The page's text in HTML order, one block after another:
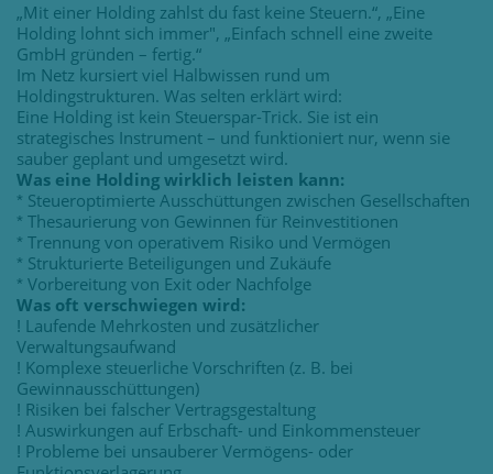
„Mit einer Holding zahlst du fast keine Steuern.“, „Eine
Holding lohnt sich immer", „Einfach schnell eine zweite
GmbH gründen – fertig.“
Im Netz kursiert viel Halbwissen rund um
Holdingstrukturen. Was selten erklärt wird:
Eine Holding ist kein Steuerspar-Trick. Sie ist ein
strategisches Instrument – und funktioniert nur, wenn sie
sauber geplant und umgesetzt wird.
Was eine Holding wirklich leisten kann:
* Steueroptimierte Ausschüttungen zwischen Gesellschaften
* Thesaurierung von Gewinnen für Reinvestitionen
* Trennung von operativem Risiko und Vermögen
* Strukturierte Beteiligungen und Zukäufe
* Vorbereitung von Exit oder Nachfolge
Was oft verschwiegen wird:
! Laufende Mehrkosten und zusätzlicher
Verwaltungsaufwand
! Komplexe steuerliche Vorschriften (z. B. bei
Gewinnausschüttungen)
! Risiken bei falscher Vertragsgestaltung
! Auswirkungen auf Erbschaft- und Einkommensteuer
! Probleme bei unsauberer Vermögens- oder